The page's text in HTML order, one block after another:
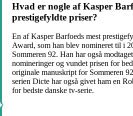
Hvad er nogle af Kasper
prestigefyldte priser?
En af Kasper Barfoeds mest
Award, som han blev nomineret til i
Sommeren 92. Han har også
nomineringer og vundet prisen for
originale manuskript for Sommeren
serien Dicte har også givet ham en
for bedste danske tv-serie.